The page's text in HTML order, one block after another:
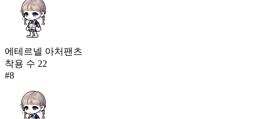
에테르넬 아처팬츠
착용 수 22
#8